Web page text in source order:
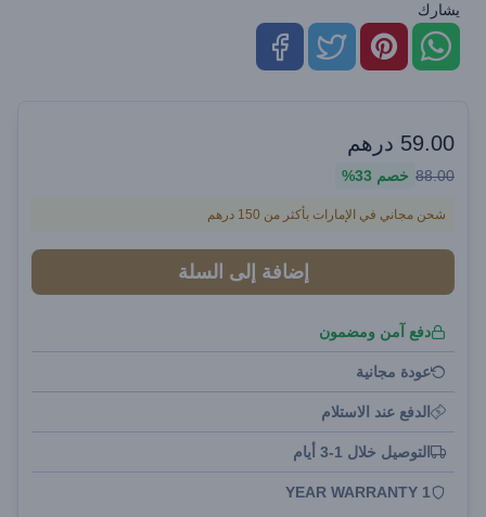
يشارك
59.00 درهم
88.00 خصم 33%
شحن مجاني في الإمارات بأكثر من 150 درهم
إضافة إلى السلة
دفع آمن ومضمون
عودة مجانية
الدفع عند الاستلام
التوصيل خلال 1-3 أيام
1 YEAR WARRANTY